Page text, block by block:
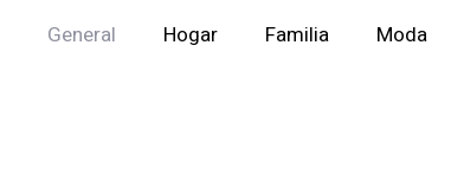
General Hogar Familia Moda